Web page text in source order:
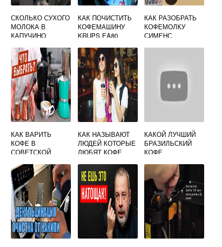
СКОЛЬКО СУХОГО
МОЛОКА В
КАПУЧИНО
КАК ПОЧИСТИТЬ
КОФЕМАШИНУ
KRUPS EA80
КАК РАЗОБРАТЬ
КОФЕМОЛКУ
СИМЕНС
КАК ВАРИТЬ
КОФЕ В
СОВЕТСКОЙ
ГЕЙЗЕРНОГО
ТИПА
КАК НАЗЫВАЮТ
ЛЮДЕЙ КОТОРЫЕ
ЛЮБЯТ КОФЕ
КАКОЙ ЛУЧШИЙ
БРАЗИЛЬСКИЙ
КОФЕ